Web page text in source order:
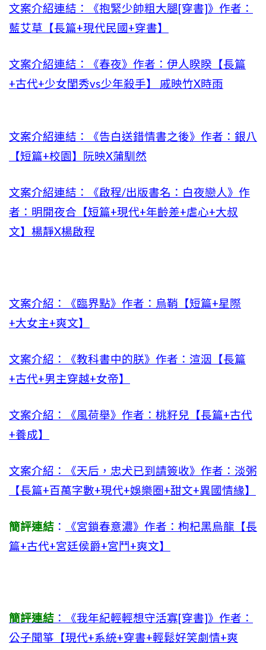
文案介紹連結：《抱緊少帥粗大腿[穿書]》作者：
藍艾草【長篇+現代民國+穿書】
文案介紹連結：《春夜》作者：伊人睽睽【長篇
+古代+少女閨秀vs少年殺手】 戚映竹X時雨
文案介紹連結：《告白送錯情書之後》作者：銀八
【短篇+校園】阮映X蒲馴然
文案介紹連結：《啟程/出版書名：白夜戀人》作
者：明開夜合【短篇+現代+年齡差+虐心+大叔
文】楊靜X楊啟程
文案介紹：
《臨界點》作者：烏鞘【短篇+星際
+大女主+爽文】
文案介紹：《教科書中的朕》作者：渲洇【長篇
+古代+男主穿越+女帝】
文案介紹：《風荷舉》作者：桃籽兒【長篇+古代
+養成】
文案介紹：《天后，忠犬已到請簽收》作者：淡粥
【長篇+百萬字數+現代+娛樂圈+甜文+異國情緣】
簡評連結 ：
《宮鎖春意濃》作者：枸杞黑烏龍【長
篇+古代+宮廷侯爵+宮鬥+爽文】
簡評連結 ：《我年紀輕輕想守活寡[穿書]》作者：
公子聞箏【現代+系統+穿書+輕鬆好笑劇情+爽